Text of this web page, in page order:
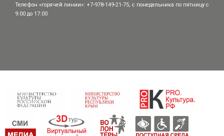
Телефон «горячей линии»: +7-978-149-21-75, с понедельника по пятницу с
9:00 до 17:00